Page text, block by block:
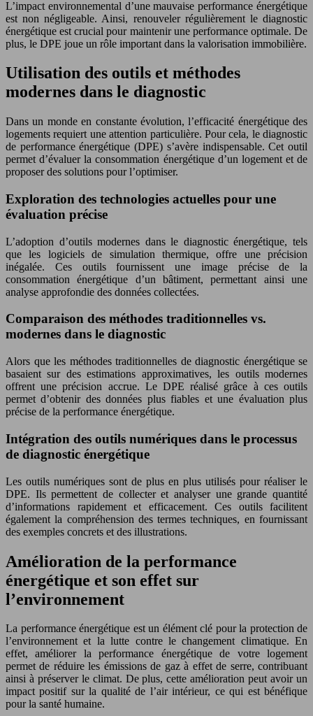
L’impact environnemental d’une mauvaise performance énergétique
est non négligeable. Ainsi, renouveler régulièrement le diagnostic
énergétique est crucial pour maintenir une performance optimale. De
plus, le DPE joue un rôle important dans la valorisation immobilière.
Utilisation des outils et méthodes
modernes dans le diagnostic
Dans un monde en constante évolution, l’efficacité énergétique des
logements requiert une attention particulière. Pour cela, le diagnostic
de performance énergétique (DPE) s’avère indispensable. Cet outil
permet d’évaluer la consommation énergétique d’un logement et de
proposer des solutions pour l’optimiser.
Exploration des technologies actuelles pour une
évaluation précise
L’adoption d’outils modernes dans le diagnostic énergétique, tels
que les logiciels de simulation thermique, offre une précision
inégalée. Ces outils fournissent une image précise de la
consommation énergétique d’un bâtiment, permettant ainsi une
analyse approfondie des données collectées.
Comparaison des méthodes traditionnelles vs.
modernes dans le diagnostic
Alors que les méthodes traditionnelles de diagnostic énergétique se
basaient sur des estimations approximatives, les outils modernes
offrent une précision accrue. Le DPE réalisé grâce à ces outils
permet d’obtenir des données plus fiables et une évaluation plus
précise de la performance énergétique.
Intégration des outils numériques dans le processus
de diagnostic énergétique
Les outils numériques sont de plus en plus utilisés pour réaliser le
DPE. Ils permettent de collecter et analyser une grande quantité
d’informations rapidement et efficacement. Ces outils facilitent
également la compréhension des termes techniques, en fournissant
des exemples concrets et des illustrations.
Amélioration de la performance
énergétique et son effet sur
l’environnement
La performance énergétique est un élément clé pour la protection de
l’environnement et la lutte contre le changement climatique. En
effet, améliorer la performance énergétique de votre logement
permet de réduire les émissions de gaz à effet de serre, contribuant
ainsi à préserver le climat. De plus, cette amélioration peut avoir un
impact positif sur la qualité de l’air intérieur, ce qui est bénéfique
pour la santé humaine.